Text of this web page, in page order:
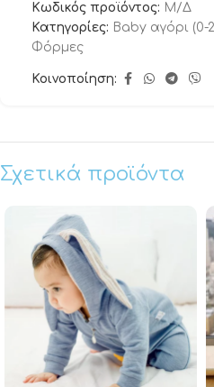
Κωδικός προϊόντος: Μ/Δ
Κατηγορίες: Baby αγόρι (0-
Φόρμες
Κοινοποίηση:
Σχετικά προϊόντα